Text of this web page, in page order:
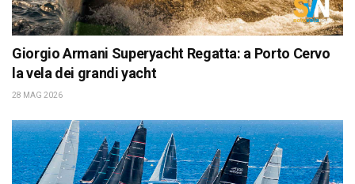
Giorgio Armani Superyacht Regatta: a Porto Cervo
la vela dei grandi yacht
28 MAG 2026